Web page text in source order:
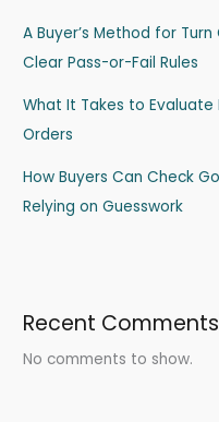
A Buyer’s Method for
Clear Pass-or-Fail Rules
What It Takes to
Orders
How Buyers Can Check
Relying on Guesswork
Recent Comments
No comments to show.